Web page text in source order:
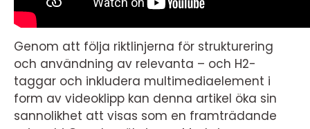
Genom att följa riktlinjerna för strukturering
och användning av relevanta – och H2-
taggar och inkludera multimediaelement i
form av videoklipp kan denna artikel öka sin
sannolikhet att visas som en framträdande